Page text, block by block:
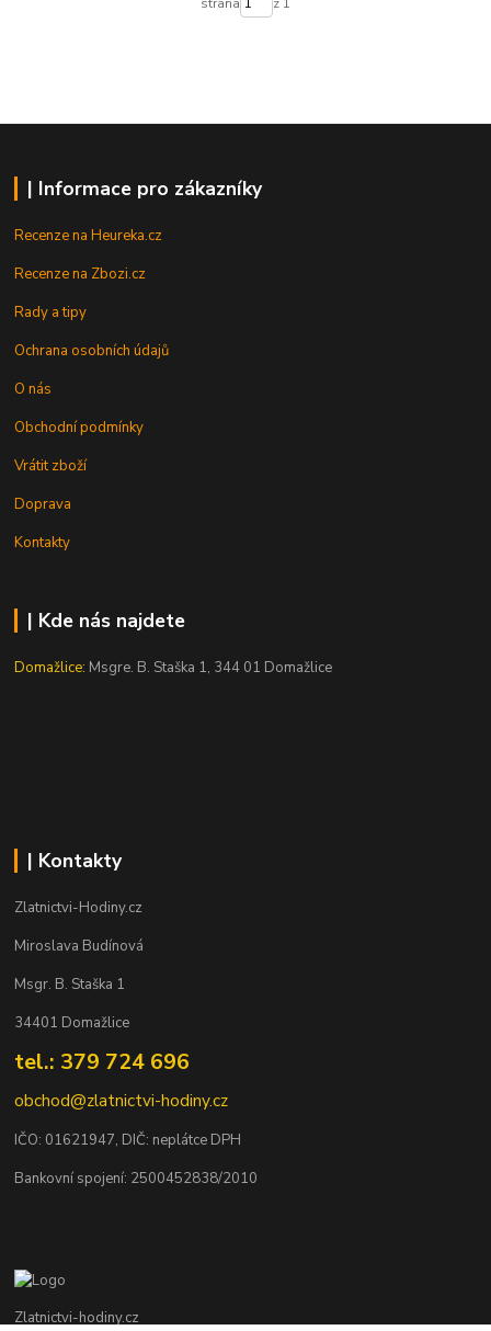
| Informace pro zákazníky
Recenze na Heureka.cz
Recenze na Zbozi.cz
Rady a tipy
Ochrana osobních údajů
O nás
Obchodní podmínky
Vrátit zboží
Doprava
Kontakty
| Kde nás najdete
Domažlice: Msgre. B. Staška 1, 344 01 Domažlice
| Kontakty
Zlatnictvi-Hodiny.cz
Miroslava Budínová
Msgr. B. Staška 1
34401 Domažlice
tel.: 379 724 696
obchod@zlatnictvi-hodiny.cz
IČO: 01621947, DIČ: neplátce DPH
Bankovní spojení: 2500452838/2010
Zlatnictvi-hodiny.cz